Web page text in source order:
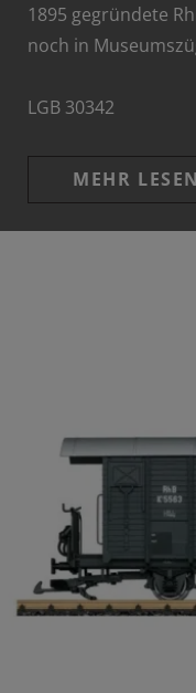
1895 gegründete
noch in
LGB 30342
MEHR